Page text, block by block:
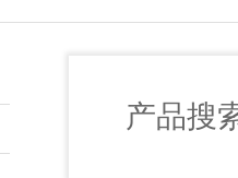
产品搜